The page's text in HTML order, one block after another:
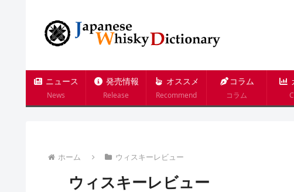
ニュース
News
発売情報
Release
オススメ
Recommend
コラム
コラム
ホーム ウィスキーレビュー
ウィスキーレビュー